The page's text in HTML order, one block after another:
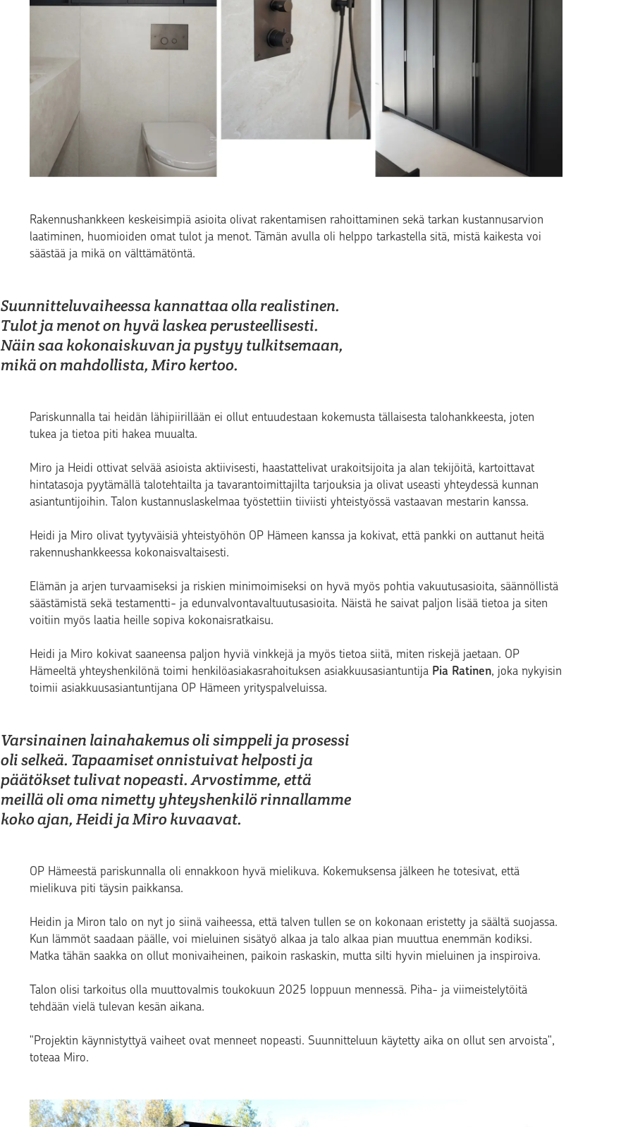
Rakennushankkeen keskeisimpiä asioita olivat rakentamisen rahoittaminen sekä tarkan kustannusarvion
laatiminen, huomioiden omat tulot ja menot. Tämän avulla oli helppo tarkastella sitä, mistä kaikesta voi
säästää ja mikä on välttämätöntä.
Suunnitteluvaiheessa kannattaa olla realistinen.
Tulot ja menot on hyvä laskea perusteellisesti.
Näin saa kokonaiskuvan ja pystyy tulkitsemaan,
mikä on mahdollista, Miro kertoo.
Pariskunnalla tai heidän lähipiirillään ei ollut entuudestaan kokemusta tällaisesta talohankkeesta, joten
tukea ja tietoa piti hakea muualta.
Miro ja Heidi ottivat selvää asioista aktiivisesti, haastattelivat urakoitsijoita ja alan tekijöitä, kartoittavat
hintatasoja pyytämällä talotehtailta ja tavarantoimittajilta tarjouksia ja olivat useasti yhteydessä kunnan
asiantuntijoihin. Talon kustannuslaskelmaa työstettiin tiiviisti yhteistyössä vastaavan mestarin kanssa.
Heidi ja Miro olivat tyytyväisiä yhteistyöhön OP Hämeen kanssa ja kokivat, että pankki on auttanut heitä
rakennushankkeessa kokonaisvaltaisesti.
Elämän ja arjen turvaamiseksi ja riskien minimoimiseksi on hyvä myös pohtia vakuutusasioita, säännöllistä
säästämistä sekä testamentti- ja edunvalvontavaltuutusasioita. Näistä he saivat paljon lisää tietoa ja siten
voitiin myös laatia heille sopiva kokonaisratkaisu.
Heidi ja Miro kokivat saaneensa paljon hyviä vinkkejä ja myös tietoa siitä, miten riskejä jaetaan. OP
Hämeeltä yhteyshenkilönä toimi henkilöasiakasrahoituksen asiakkuusasiantuntija Pia Ratinen, joka nykyisin
toimii asiakkuusasiantuntijana OP Hämeen yrityspalveluissa.
Varsinainen lainahakemus oli simppeli ja prosessi
oli selkeä. Tapaamiset onnistuivat helposti ja
päätökset tulivat nopeasti. Arvostimme, että
meillä oli oma nimetty yhteyshenkilö rinnallamme
koko ajan, Heidi ja Miro kuvaavat.
OP Hämeestä pariskunnalla oli ennakkoon hyvä mielikuva. Kokemuksensa jälkeen he totesivat, että
mielikuva piti täysin paikkansa.
Heidin ja Miron talo on nyt jo siinä vaiheessa, että talven tullen se on kokonaan eristetty ja säältä suojassa.
Kun lämmöt saadaan päälle, voi mieluinen sisätyö alkaa ja talo alkaa pian muuttua enemmän kodiksi.
Matka tähän saakka on ollut monivaiheinen, paikoin raskaskin, mutta silti hyvin mieluinen ja inspiroiva.
Talon olisi tarkoitus olla muuttovalmis toukokuun 2025 loppuun mennessä. Piha- ja viimeistelytöitä
tehdään vielä tulevan kesän aikana.
"Projektin käynnistyttyä vaiheet ovat menneet nopeasti. Suunnitteluun käytetty aika on ollut sen arvoista",
toteaa Miro.